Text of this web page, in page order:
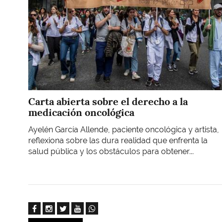
Carta abierta sobre el derecho a la
medicación oncológica
Ayelén García Allende, paciente oncológica y artista,
reflexiona sobre las dura realidad que enfrenta la
salud pública y los obstáculos para obtener...